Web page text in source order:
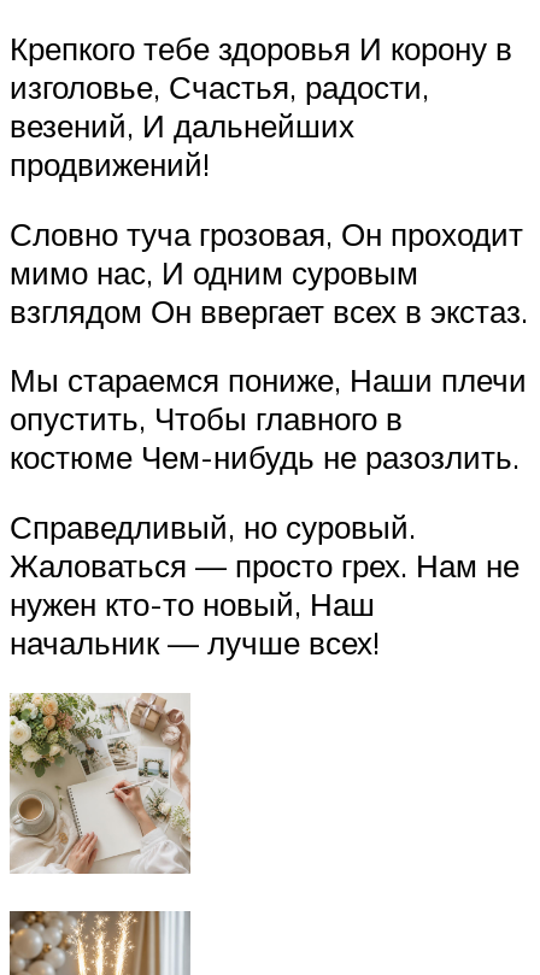
Крепкого тебе здоровья И корону в
изголовье, Счастья, радости,
везений, И дальнейших
продвижений!
Словно туча грозовая, Он проходит
мимо нас, И одним суровым
взглядом Он ввергает всех в экстаз.
Мы стараемся пониже, Наши плечи
опустить, Чтобы главного в
костюме Чем-нибудь не разозлить.
Справедливый, но суровый.
Жаловаться — просто грех. Нам не
нужен кто-то новый, Наш
начальник — лучше всех!